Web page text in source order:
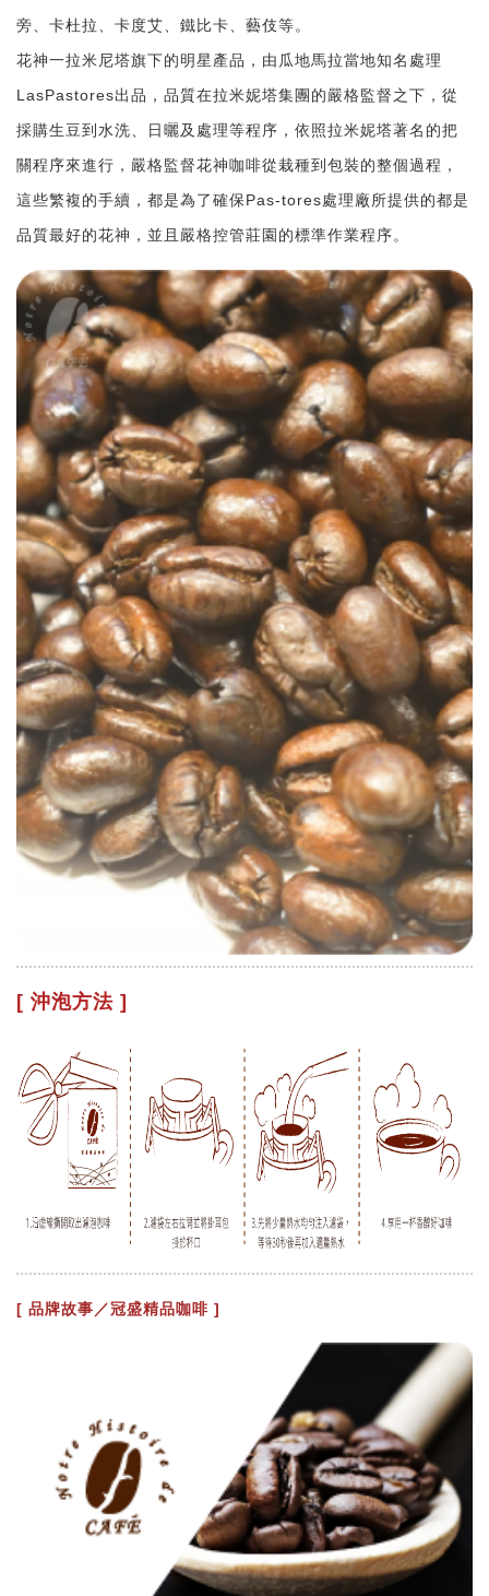
旁、卡杜拉、卡度艾、鐵比卡、藝伎等。
花神一拉米尼塔旗下的明星產品，由瓜地馬拉當地知名處理
LasPastores出品，品質在拉米妮塔集團的嚴格監督之下，從
採購生豆到水洗、日曬及處理等程序，依照拉米妮塔著名的把
關程序來進行，嚴格監督花神咖啡從栽種到包裝的整個過程，
這些繁複的手續，都是為了確保Pas-tores處理廠所提供的都是
品質最好的花神，並且嚴格控管莊園的標準作業程序。
[ 沖泡方法 ]
[ 品牌故事／冠盛精品咖啡 ]